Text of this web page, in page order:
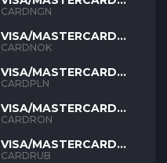
NGN
CARDNGN
VISA/MASTERCARD
NOK
CARDNOK
VISA/MASTERCARD
PLN
CARDPLN
VISA/MASTERCARD
RON
CARDRON
VISA/MASTERCARD
RUB
CARDRUB